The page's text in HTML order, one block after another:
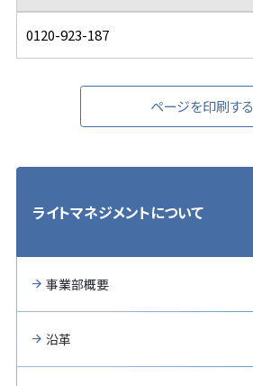
0120-923-187
ページを印刷する
ライトマネジメントについて
事業部概要
沿革